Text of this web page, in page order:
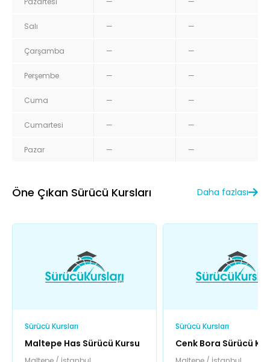
Salı — —
Çarşamba — —
Perşembe — —
Cuma — —
Cumartesi — —
Pazar — —
Öne Çıkan Sürücü Kursları Daha fazlası
Sürücü Kursları
Maltepe Has Sürücü Kursu
Sürücü Kursları
Cenk Bora Sürücü